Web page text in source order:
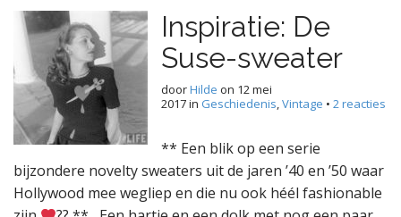
Inspiratie: De
Suse-sweater
doorHilde on 12 mei
2017in Geschiedenis,Vintage • 2 reacties
** Een blik op een serie
bijzondere novelty sweaters uit de jaren ’40 en ’50 waar
Hollywood mee wegliep en die nu ook héél fashionable